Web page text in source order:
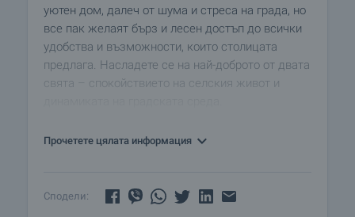
уютен дом, далеч от шума и стреса на града, но
все пак желаят бърз и лесен достъп до всички
удобства и възможности, които столицата
предлага. Насладете се на най-доброто от двата
свята – спокойствието на селския живот и
Къщата се състои от:
воден резервоар и склад;
Прочетете цялата информация
Сподели: